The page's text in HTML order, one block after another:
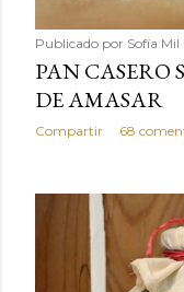
Publicado por Sofía
PAN CASERO
DE AMASAR
Compartir 68